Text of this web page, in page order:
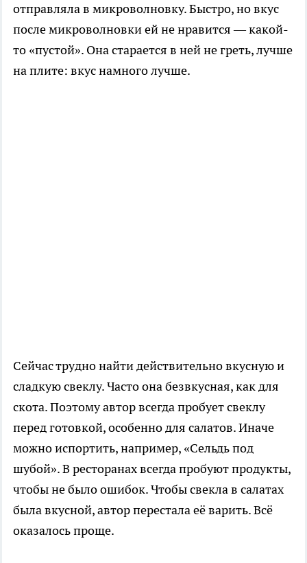
отправляла в микроволновку. Быстро, но вкус
после микроволновки ей не нравится — какой-
то «пустой». Она старается в ней не греть, лучше
на плите: вкус намного лучше.
Сейчас трудно найти действительно вкусную и
сладкую свеклу. Часто она безвкусная, как для
скота. Поэтому автор всегда пробует свеклу
перед готовкой, особенно для салатов. Иначе
можно испортить, например, «Сельдь под
шубой». В ресторанах всегда пробуют продукты,
чтобы не было ошибок. Чтобы свекла в салатах
была вкусной, автор перестала её варить. Всё
оказалось проще.